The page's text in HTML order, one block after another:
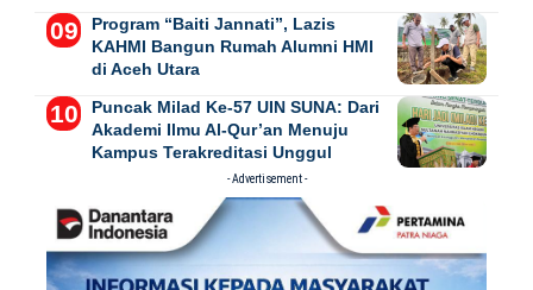
Program “Baiti Jannati”, Lazis
KAHMI Bangun Rumah Alumni HMI
di Aceh Utara
Puncak Milad Ke-57 UIN SUNA: Dari
Akademi Ilmu Al-Qur’an Menuju
Kampus Terakreditasi Unggul
- Advertisement -